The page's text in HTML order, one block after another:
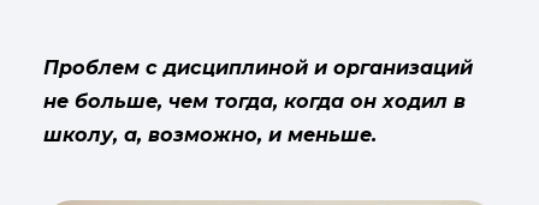
Проблем с дисциплиной и организаций
не больше, чем тогда, когда он ходил в
школу, а, возможно, и меньше.